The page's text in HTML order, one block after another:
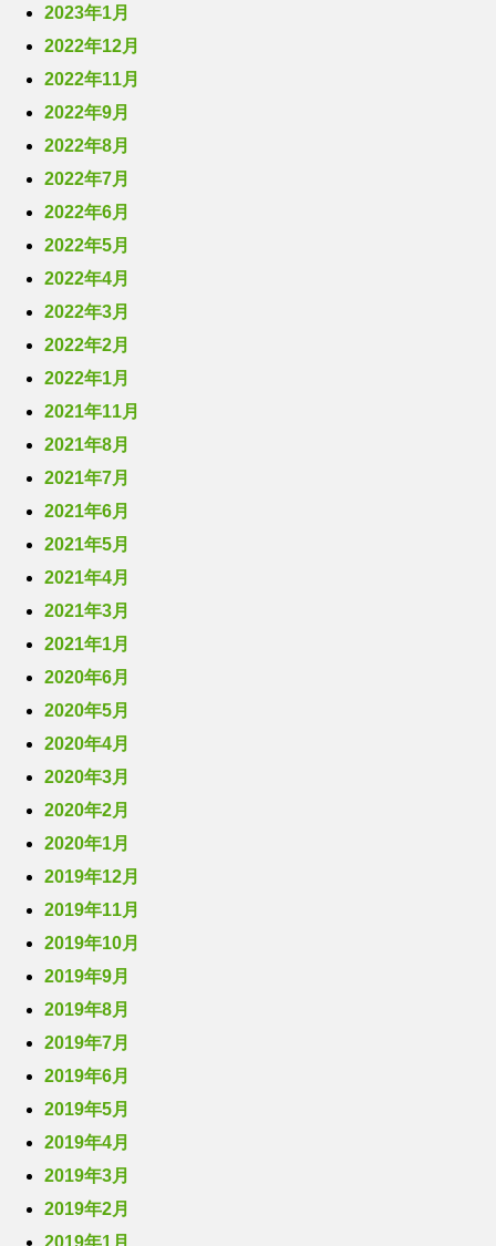
2023年1月
2022年12月
2022年11月
2022年9月
2022年8月
2022年7月
2022年6月
2022年5月
2022年4月
2022年3月
2022年2月
2022年1月
2021年11月
2021年8月
2021年7月
2021年6月
2021年5月
2021年4月
2021年3月
2021年1月
2020年6月
2020年5月
2020年4月
2020年3月
2020年2月
2020年1月
2019年12月
2019年11月
2019年10月
2019年9月
2019年8月
2019年7月
2019年6月
2019年5月
2019年4月
2019年3月
2019年2月
2019年1月